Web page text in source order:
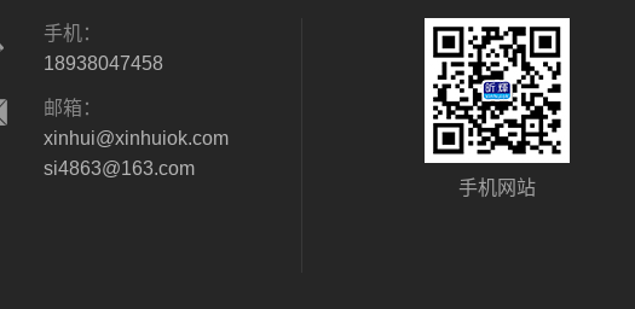
手机：
18938047458
邮箱：
xinhui@xinhuiok.com
si4863@163.com
手机网站